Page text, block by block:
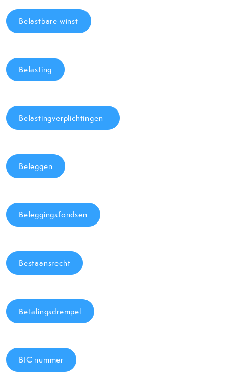
Belastbare winst
Belasting
Belastingverplichtingen
Beleggen
Beleggingsfondsen
Bestaansrecht
Betalingsdrempel
BIC nummer